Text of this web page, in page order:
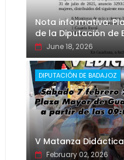
Nota informativa:
de la Diputación de
June 18, 2026
DIPUTACIÓN DE BADAJOZ
V Matanza Didáctica
February 02, 2026